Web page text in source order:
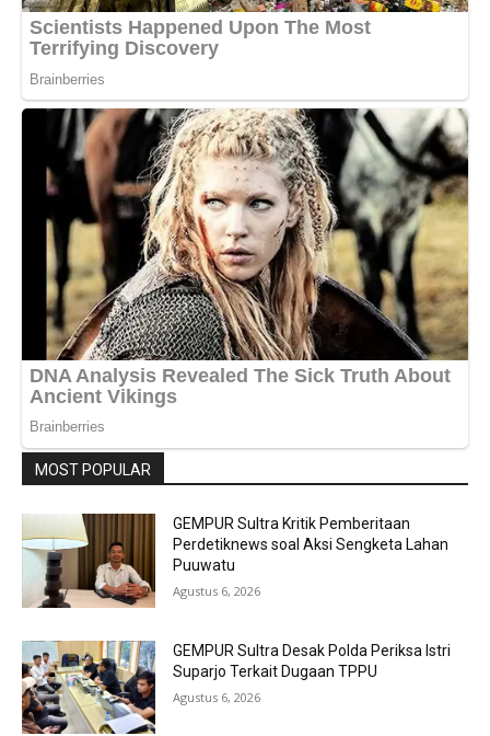
MOST POPULAR
GEMPUR Sultra Kritik Pemberitaan
Perdetiknews soal Aksi Sengketa Lahan
Puuwatu
Agustus 6, 2026
GEMPUR Sultra Desak Polda Periksa Istri
Suparjo Terkait Dugaan TPPU
Agustus 6, 2026